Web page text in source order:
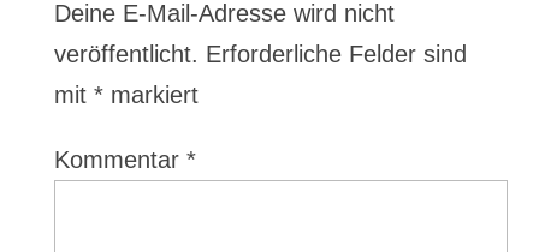
Deine E-Mail-Adresse wird nicht
veröffentlicht. Erforderliche Felder sind
mit *markiert
Kommentar *